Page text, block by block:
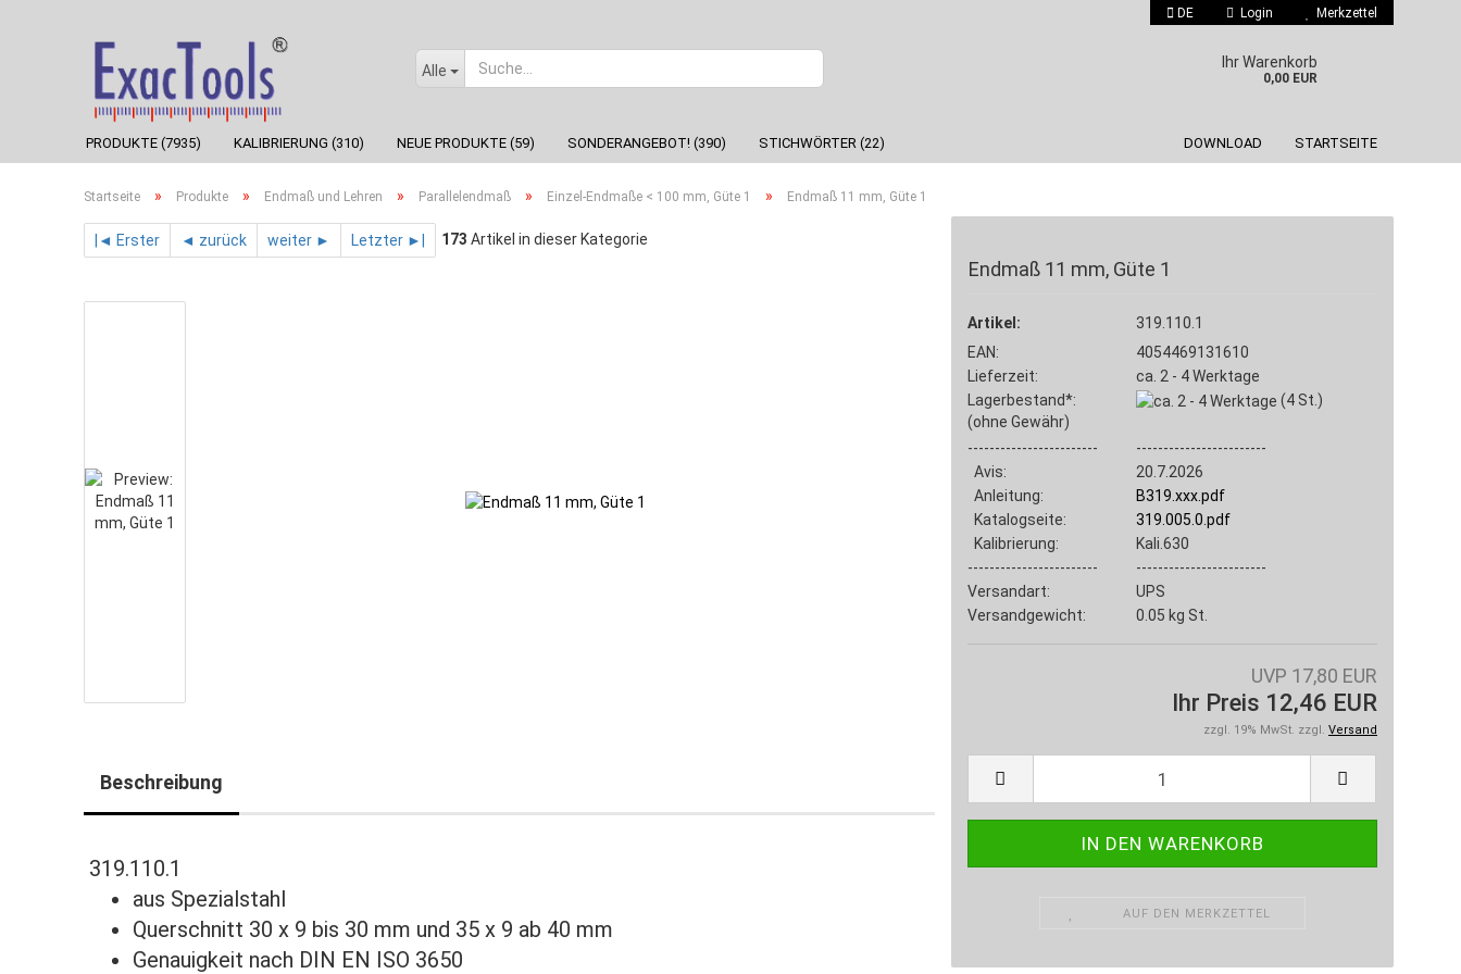
DE Login
Passwort vergessen?
Merkzettel
Alle Ihr Warenkorb
0,00 EUR
PRODUKTE (7935) KALIBRIERUNG (310) NEUE PRODUKTE (59) SONDERANGEBOT! (390) STICHWÖRTER (22) DOWNLOAD STARTSEITE
Startseite » Produkte » Endmaß und Lehren » Parallelendmaß » Einzel-Endmaße < 100 mm, Güte 1 » Endmaß 11 mm, Güte 1
|◄ Erster ◄ zurück weiter ► Letzter ►| 173 Artikel in dieser Kategorie
Endmaß 11 mm, Güte 1
Artikel:
319.110.1
EAN:
4054469131610
Lieferzeit:
ca. 2 - 4 Werktage
Lagerbestand*:
(ohne Gewähr)
(4 St.)
------------------------
------------------------
Avis:
20.7.2026
Anleitung:
B319.xxx.pdf
Katalogseite:
319.005.0.pdf
Kalibrierung:
Kali.630
------------------------
------------------------
Versandart:
UPS
Versandgewicht:
0.05 kg St.
UVP 17,80 EUR
Ihr Preis 12,46 EUR
zzgl. 19% MwSt. zzgl. Versand
AUF DEN MERKZETTEL
Beschreibung
319.110.1
aus Spezialstahl
Querschnitt 30 x 9 bis 30 mm und 35 x 9 ab 40 mm
Genauigkeit nach DIN EN ISO 3650